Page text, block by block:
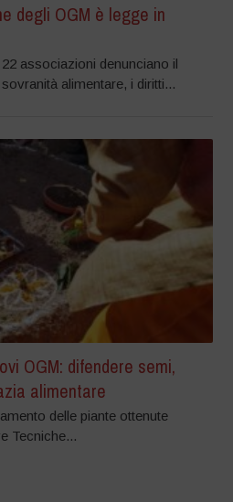
degli OGM è legge in
associazioni denunciano il
alimentare, i diritti...
OGM: difendere semi,
alimentare
delle piante ottenute
Tecniche...